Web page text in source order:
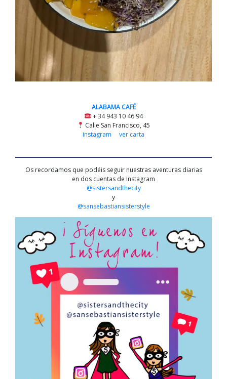
ALABAMA CAFÉ
+ 34 943 10 46 94
Calle San Francisco, 45
instagram
ver carta
Os recordamos que podéis seguir nuestras aventuras diarias
en dos cuentas de Instagram
@sistersandthecity
y
@sansebastiansisterstyle